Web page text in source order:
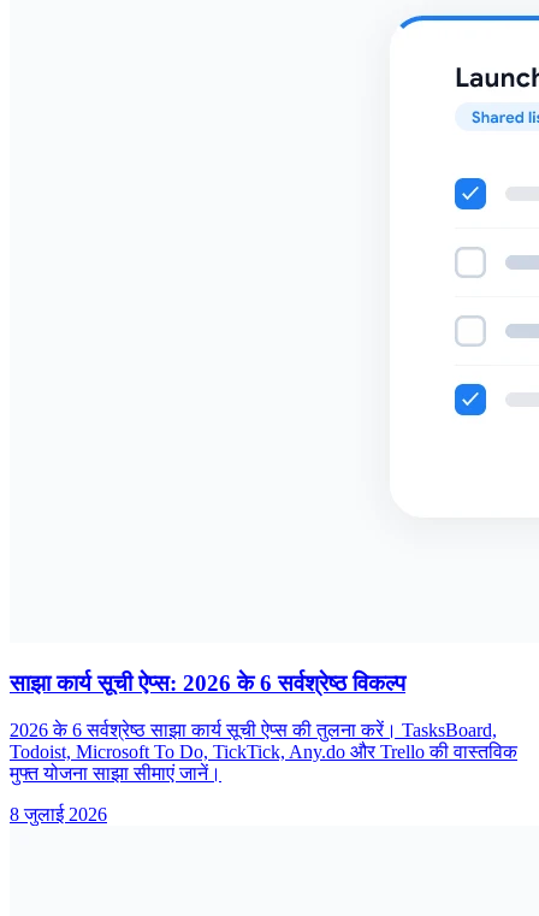
साझा कार्य सूची ऐप्स: 2026 के 6 सर्वश्रेष्ठ विकल्प
2026 के 6 सर्वश्रेष्ठ साझा कार्य सूची ऐप्स की तुलना करें। TasksBoard,
Todoist, Microsoft To Do, TickTick, Any.do और Trello की वास्तविक
मुफ्त योजना साझा सीमाएं जानें।
8 जुलाई 2026